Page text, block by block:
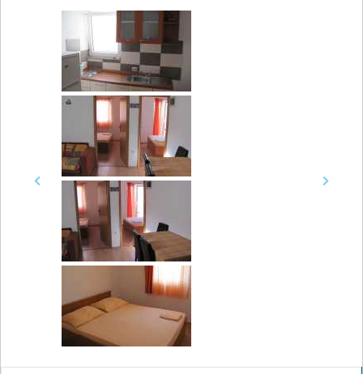
Previous Next